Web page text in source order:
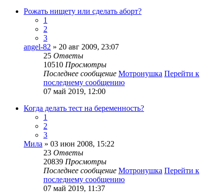
Рожать нищету или сделать аборт?
1
2
3
angel-82 » 20 авг 2009, 23:07
25 Ответы
10510 Просмотры
Последнее сообщение Мотронушка Перейти к
последнему сообщению
07 май 2019, 12:00
Когда делать тест на беременность?
1
2
3
Мила » 03 июн 2008, 15:22
23 Ответы
20839 Просмотры
Последнее сообщение Мотронушка Перейти к
последнему сообщению
07 май 2019, 11:37